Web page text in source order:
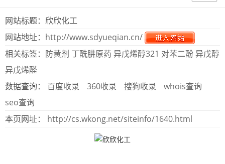
网站标题：欣欣化工
网站地址： http://www.sdyueqian.cn/
相关标签： 防黄剂 丁酰肼原药 异戊烯醇321 对苯二酚异戊醇
异戊烯醛
数据查询： 百度收录 360收录 搜狗收录
whois查询
seo查询
本页网址： http://cs.wkong.net/siteinfo/1640.html